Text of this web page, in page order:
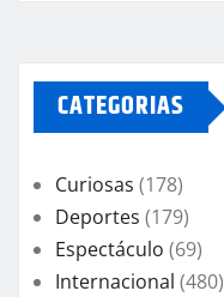
CATEGORIAS
Curiosas (178)
Deportes (179)
Espectáculo (69)
Internacional (480)